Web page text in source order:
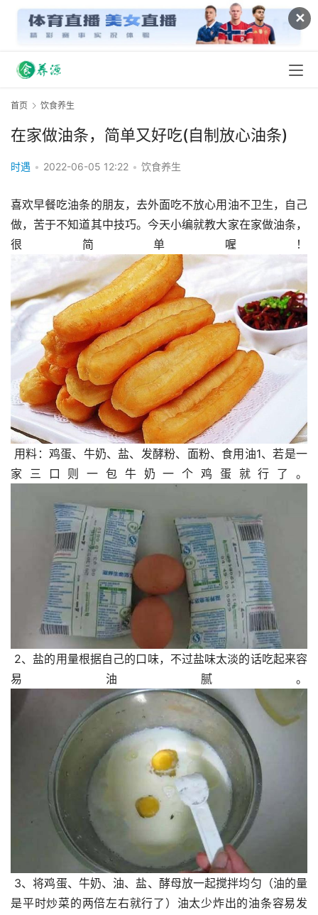
✕
首页 饮食养生
在家做油条，简单又好吃(自制放心油条)
时遇 • 2022-06-05 12:22 • 饮食养生
喜欢早餐吃油条的朋友，去外面吃不放心用油不卫生，自己
做，苦于不知道其中技巧。今天小编就教大家在家做油条，
很简单喔！
家三口则一包牛奶一个鸡蛋就行了。
易油腻。
是平时炒菜的两倍左右就行了）油太少炸出的油条容易发